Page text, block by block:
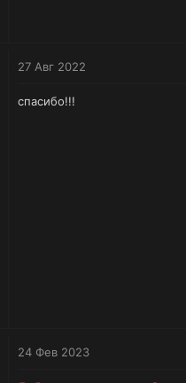
27 Авг 2022
спасибо!!!
24 Фев 2023